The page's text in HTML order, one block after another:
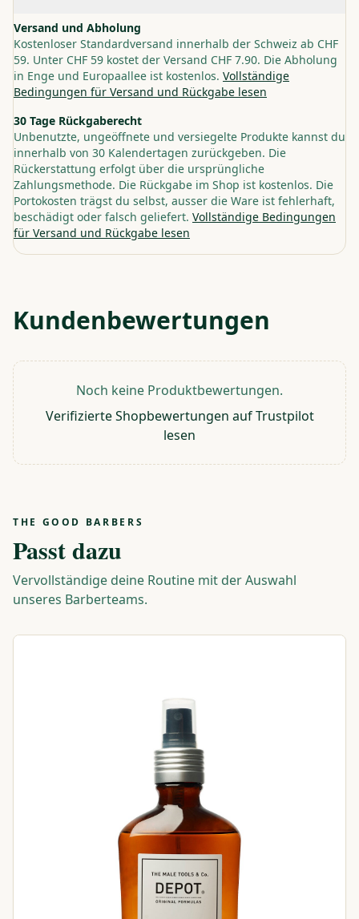
Versand und Abholung
Kostenloser Standardversand innerhalb der Schweiz ab CHF
59. Unter CHF 59 kostet der Versand CHF 7.90. Die Abholung
in Enge und Europaallee ist kostenlos. Vollständige
Bedingungen für Versand und Rückgabe lesen
30 Tage Rückgaberecht
Unbenutzte, ungeöffnete und versiegelte Produkte kannst du
innerhalb von 30 Kalendertagen zurückgeben. Die
Rückerstattung erfolgt über die ursprüngliche
Zahlungsmethode. Die Rückgabe im Shop ist kostenlos. Die
Portokosten trägst du selbst, ausser die Ware ist fehlerhaft,
beschädigt oder falsch geliefert. Vollständige Bedingungen
für Versand und Rückgabe lesen
Kundenbewertungen
Noch keine Produktbewertungen.
Verifizierte Shopbewertungen auf Trustpilot
lesen
THE GOOD BARBERS
Passt dazu
Vervollständige deine Routine mit der Auswahl
unseres Barberteams.